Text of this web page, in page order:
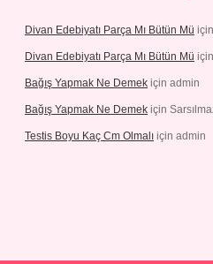
Divan Edebiyatı Parça Mı Bütün Mü için
Divan Edebiyatı Parça Mı Bütün Mü için
Bağış Yapmak Ne Demek için admin
Bağış Yapmak Ne Demek için
Testis Boyu Kaç Cm Olmalı için admin